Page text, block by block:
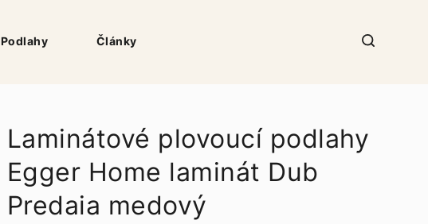
Podlahy Články
Laminátové plovoucí podlahy
Egger Home laminát Dub
Predaia medový